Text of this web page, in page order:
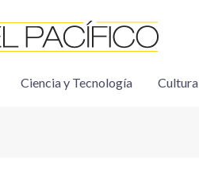
Ciencia y Tecnología Cultura